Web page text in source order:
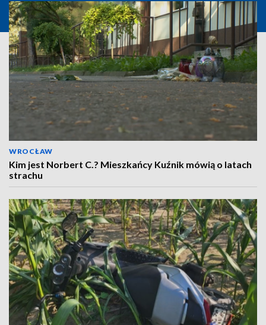
WROCŁAW
Kim jest Norbert C.? Mieszkańcy Kuźnik mówią o latach
strachu